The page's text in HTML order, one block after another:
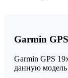
Garmin
Garmin GPS
данную